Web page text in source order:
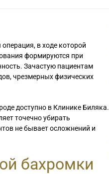
в ходе которой
формируются при
Зачастую пациентам
чрезмерных физических
доступно в Клинике Биляка.
точечно убирать
не бывает осложнений и
бахромки